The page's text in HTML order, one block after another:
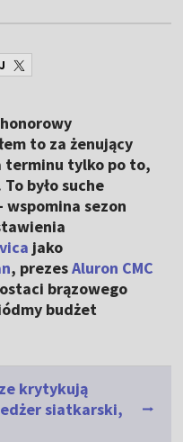
to za żenujący
terminu tylko po to,
było suche
sezon
jako
, prezesAluron CMC
brązowego
budżet
krytykują
siatkarski,